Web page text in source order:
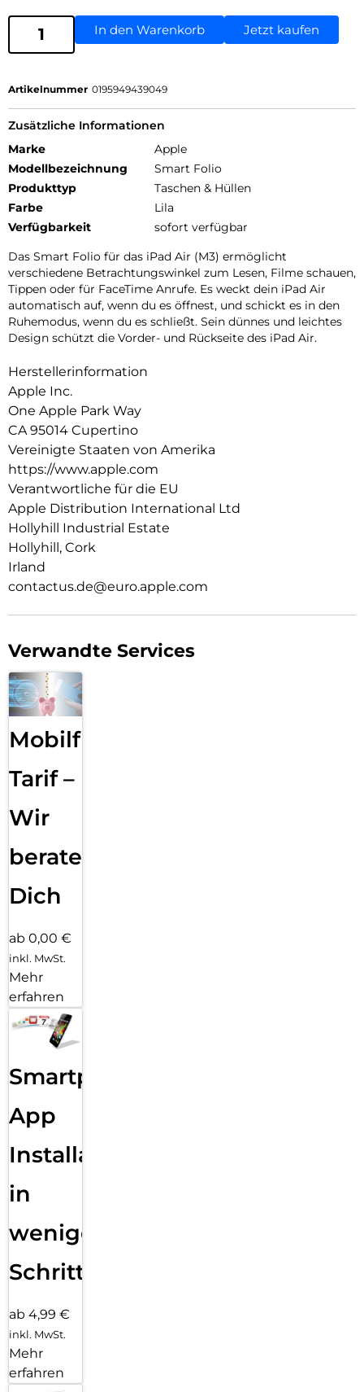
In den Warenkorb Jetzt kaufen
Artikelnummer 0195949439049
Zusätzliche Informationen
Marke
Apple
Modellbezeichnung
Smart Folio
Produkttyp
Taschen & Hüllen
Farbe
Lila
Verfügbarkeit
sofort verfügbar
Das Smart Folio für das iPad Air (M3) ermöglicht
verschiedene Betrachtungswinkel zum Lesen, Filme schauen,
Tippen oder für FaceTime Anrufe. Es weckt dein iPad Air
auto­matisch auf, wenn du es öffnest, und schickt es in den
Ruhemodus, wenn du es schließt. Sein dünnes und leichtes
Design schützt die Vorder- und Rückseite des iPad Air.
Herstellerinformation
Apple Inc.
One Apple Park Way
CA 95014 Cupertino
Vereinigte Staaten von Amerika
https://www.apple.com
Verantwortliche für die EU
Apple Distribution International Ltd
Hollyhill Industrial Estate
Hollyhill, Cork
Irland
contactus.de@euro.apple.com
Verwandte Services
Mobilfunk
Tarif –
Wir
beraten
Dich
ab 0,00 €
inkl. MwSt.
Mehr
erfahren
Smartphone
App
Installation
in
wenigen
Schritten
ab 4,99 €
inkl. MwSt.
Mehr
erfahren